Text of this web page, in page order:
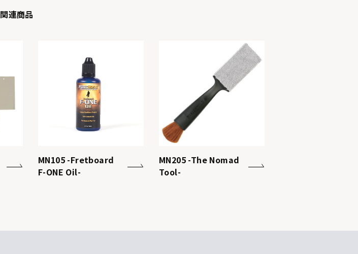
関連商品
MN105 -Fretboard
F-ONE Oil-
MN205 -The Nomad
Tool-